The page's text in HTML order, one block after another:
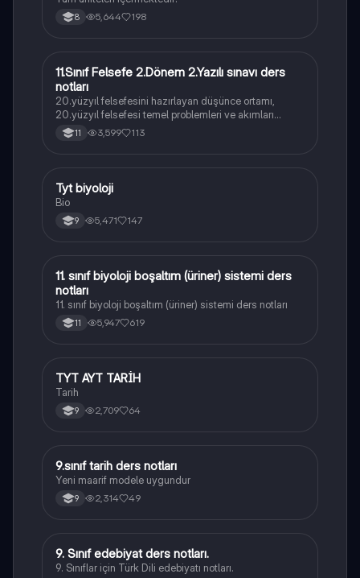
8 5,644 198
Felsefe
11.Sınıf Felsefe 2.Dönem 2.Yazılı sınavı ders
notları
20.yüzyıl felsefesini hazırlayan düşünce ortamı,
20.yüzyıl felsefesi temel problemleri ve akımları
konularını içermektedir
11 3,599 113
Biyoloji
Tyt biyoloji
Bio
9 5,471 147
Biyoloji
11. sınıf biyoloji boşaltım (üriner) sistemi ders
notları
11. sınıf biyoloji boşaltım (üriner) sistemi ders notları
11 5,947 619
Tarih
TYT AYT TARİH
Tarih
9 2,709 64
Tarih
9.sınıf tarih ders notları
Yeni maarif modele uygundur
9 2,314 49
Türk Dili ve Edebiyatı
9. Sınıf edebiyat ders notları.
9. Sınıflar için Türk Dili edebiyatı notları.